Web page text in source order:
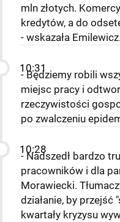
mln złotych.
kredytów, a do
- wskazała Emilewicz.
10:31
- Będziemy robili
miejsc pracy i
rzeczywistości
po zwalczeniu
10:28
- Nadszedł bardzo
pracowników i dla
Morawiecki.
działanie, by przejść
kwartały kryzysu